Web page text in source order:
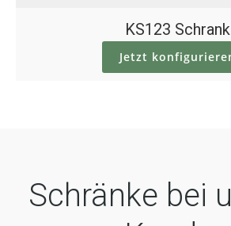
KS123 Schrank
Jetzt
Schränke bei